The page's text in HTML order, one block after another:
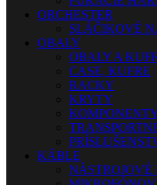
ORCHESTER
SLÁČIKOVÉ
OBALY
OBALY A
CASE, KUFRE
RACKY
KRYTY
KÁBLE
NÁSTROJOVÉ